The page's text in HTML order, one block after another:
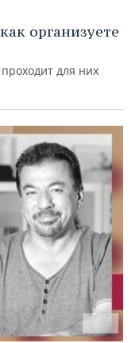
организуете
для них